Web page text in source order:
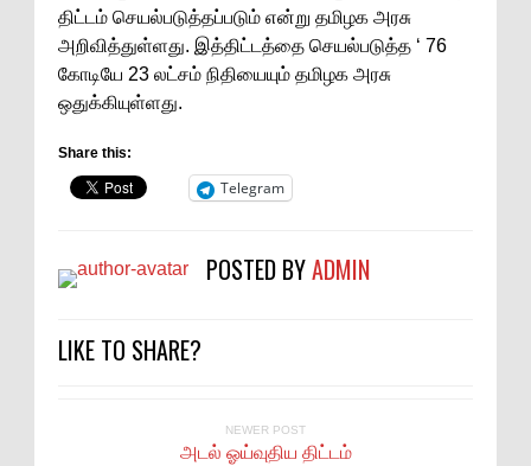
திட்டம் செயல்படுத்தப்படும் என்று தமிழக அரசு
அறிவித்துள்ளது. இத்திட்டத்தை செயல்படுத்த ‘ 76
கோடியே 23 லட்சம் நிதியையும் தமிழக அரசு
ஒதுக்கியுள்ளது.
Share this:
Telegram
POSTED BYADMIN
LIKE TO SHARE?
NEWER POST
அடல் ஓய்வுதிய திட்டம்